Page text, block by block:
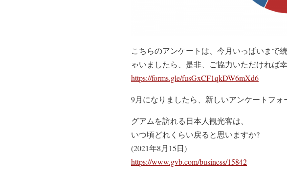
こちらのアンケートは、今月いっぱいまで
ゃいましたら、是非、ご協力いただければ幸
https://forms.gle/fusGxCF1qkDW6mXd6
9月になりましたら、新しいアンケートフォ
グアムを訪れる日本人観光客は、
いつ頃どれくらい戻ると思いますか?
(2021年8月15日)
https://www.gvb.com/business/15842